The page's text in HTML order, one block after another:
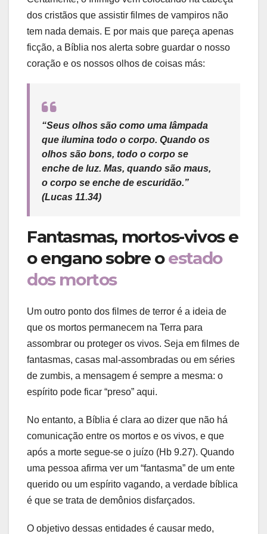
dos cristãos que assistir filmes de vampiros não
tem nada demais. E por mais que pareça apenas
ficção, a Bíblia nos alerta sobre guardar o nosso
coração e os nossos olhos de coisas más:
“Seus olhos são como uma lâmpada
que ilumina todo o corpo. Quando os
olhos são bons, todo o corpo se
enche de luz. Mas, quando são maus,
o corpo se enche de escuridão.”
(Lucas 11.34)
Fantasmas, mortos-vivos e
o engano sobre oestado
dos mortos
Um outro ponto dos filmes de terror é a ideia de
que os mortos permanecem na Terra para
assombrar ou proteger os vivos. Seja em filmes de
fantasmas, casas mal-assombradas ou em séries
de zumbis, a mensagem é sempre a mesma: o
espírito pode ficar “preso” aqui.
No entanto, a Bíblia é clara ao dizer que não há
comunicação entre os mortos e os vivos, e que
após a morte segue-se o juízo (Hb 9.27). Quando
uma pessoa afirma ver um “fantasma” de um ente
querido ou um espírito vagando, a verdade bíblica
é que se trata de demônios disfarçados.
O objetivo dessas entidades é causar medo,